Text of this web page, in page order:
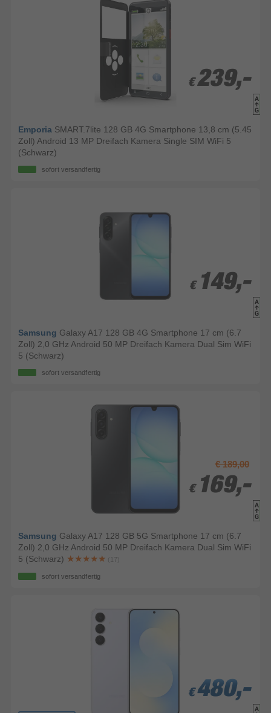
€ 239,-
€ 239,-
Emporia SMART.7lite 128 GB 4G Smartphone 13,8 cm (5.45
Zoll) Android 13 MP Dreifach Kamera Single SIM WiFi 5
(Schwarz)
sofort versandfertig
€ 149,-
€ 149,-
Samsung Galaxy A17 128 GB 4G Smartphone 17 cm (6.7
Zoll) 2,0 GHz Android 50 MP Dreifach Kamera Dual Sim WiFi
5 (Schwarz)
sofort versandfertig
€ 189,00
€ 169,-
€ 169,-
Samsung Galaxy A17 128 GB 5G Smartphone 17 cm (6.7
Zoll) 2,0 GHz Android 50 MP Dreifach Kamera Dual Sim WiFi
5 (Schwarz)
(17)
sofort versandfertig
€ 480,-
€ 480,-
€ 480,-